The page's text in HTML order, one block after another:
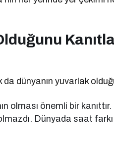
dünyanın yuvarlak
olması önemli bir
Dünyada saat